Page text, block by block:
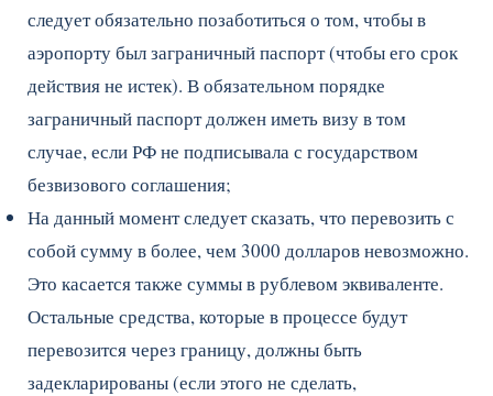
следует обязательно позаботиться о том, чтобы в
аэропорту был заграничный паспорт (чтобы его срок
действия не истек). В обязательном порядке
заграничный паспорт должен иметь визу в том
случае, если РФ не подписывала с государством
безвизового соглашения;
На данный момент следует сказать, что перевозить с
собой сумму в более, чем 3000 долларов невозможно.
Это касается также суммы в рублевом эквиваленте.
Остальные средства, которые в процессе будут
перевозится через границу, должны быть
задекларированы (если этого не сделать,